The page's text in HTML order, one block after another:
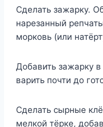
Сделать зажарку.
нарезанный
морковь (или
Добавить зажарку
варить почти до
Сделать сырные
мелкой тёрке,